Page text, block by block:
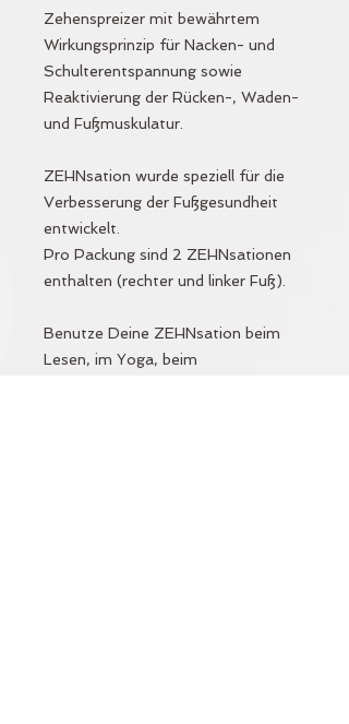
Zehenspreizer mit bewährtem
Wirkungsprinzip für Nacken- und
Schulterentspannung sowie
Reaktivierung der Rücken-, Waden-
und Fußmuskulatur.
ZEHNsation wurde speziell für die
Verbesserung der Fußgesundheit
entwickelt.
Pro Packung sind 2 ZEHNsationen
enthalten (rechter und linker Fuß).
Benutze Deine ZEHNsation beim
Lesen, im Yoga, beim